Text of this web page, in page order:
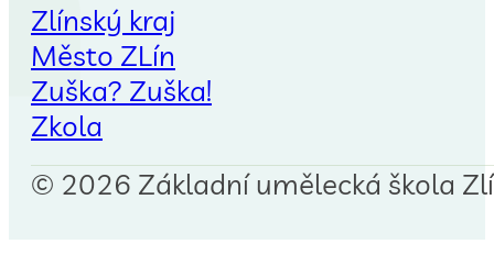
Zlínský kraj
Město ZLín
Zuška? Zuška!
Zkola
© 2026 Základní umělecká škola